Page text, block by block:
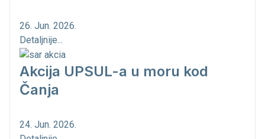
26. Jun. 2026.
Detaljnije...
Akcija UPSUL-a u moru kod
Čanja
24. Jun. 2026.